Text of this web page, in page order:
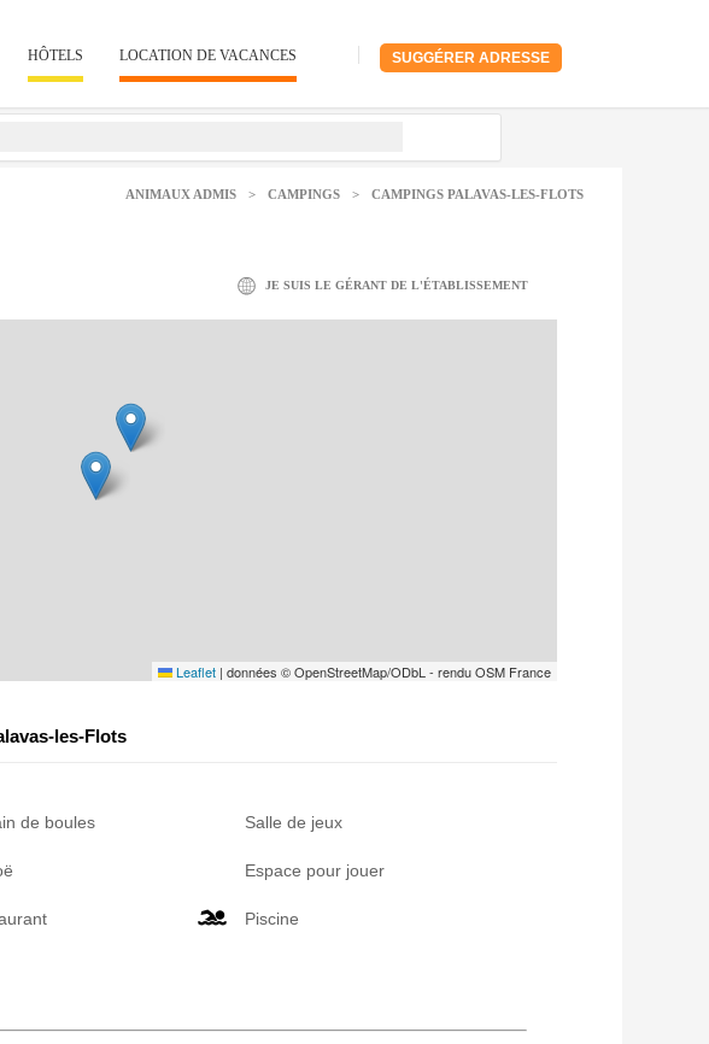
SUGGÉRER ADRESSE
HÔTELS LOCATION DE VACANCES
ANIMAUX ADMIS > CAMPINGS > CAMPINGS PALAVAS-LES-FLOTS
JE SUIS LE GÉRANT DE L'ÉTABLISSEMENT
Leaflet | données © OpenStreetMap/ODbL - rendu OSM France
les-Flots
de boules Salle de jeux
Espace pour jouer
Piscine